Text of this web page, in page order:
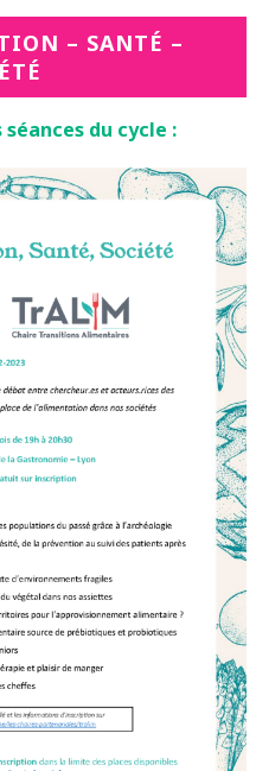
– SANTÉ –
du cycle :